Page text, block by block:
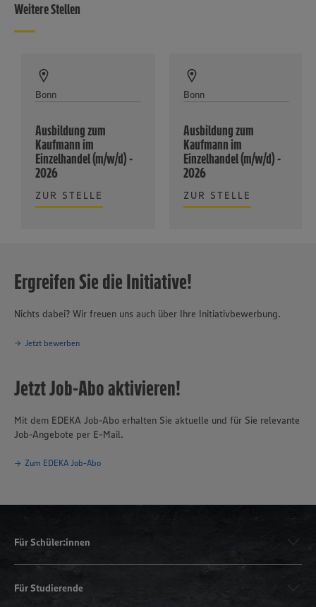
Weitere Stellen
Bonn
Ausbildung zum
Kaufmann im
Einzelhandel (m/w/d) -
2026
ZUR STELLE
Bonn
Ausbildung zum
Kaufmann im
Einzelhandel (m/w/d) -
2026
ZUR STELLE
Ergreifen Sie die Initiative!
Nichts dabei? Wir freuen uns auch über Ihre Initiativbewerbung.
Jetzt bewerben
Jetzt Job-Abo aktivieren!
Mit dem EDEKA Job-Abo erhalten Sie aktuelle und für Sie relevante
Job-Angebote per E-Mail.
Zum EDEKA Job-Abo
Für Schüler:innen
Für Studierende